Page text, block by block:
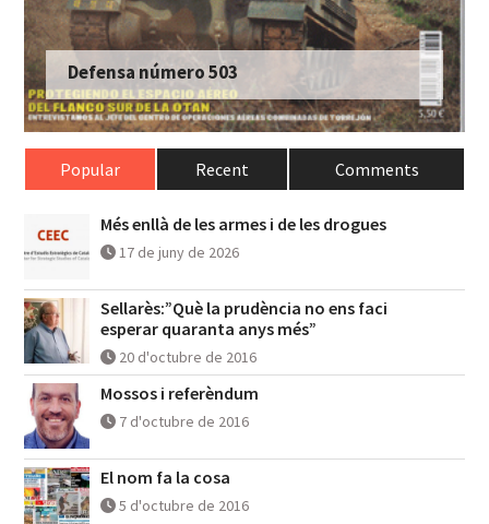
Defensa número 503
Popular
Més enllà de les armes i de les drogues
17 de juny de 2026
Sellarès:”Què la prudència no ens faci
esperar quaranta anys més”
20 d'octubre de 2016